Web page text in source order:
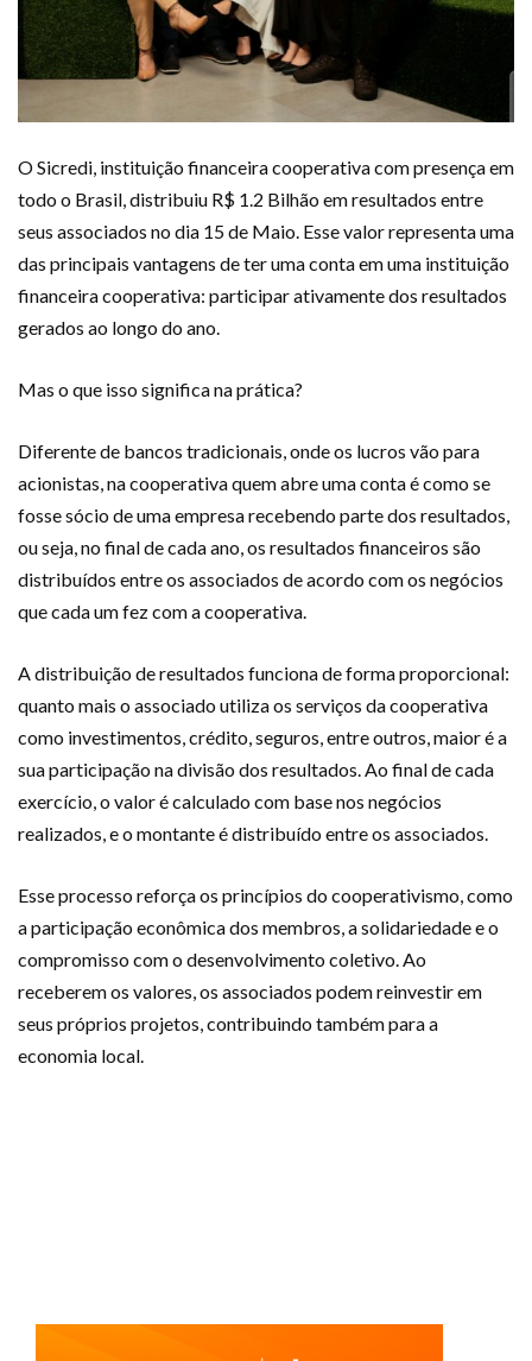
O Sicredi, instituição financeira cooperativa com presença em
todo o Brasil, distribuiu R$ 1.2 Bilhão em resultados entre
seus associados no dia 15 de Maio. Esse valor representa uma
das principais vantagens de ter uma conta em uma instituição
financeira cooperativa: participar ativamente dos resultados
gerados ao longo do ano.
Mas o que isso significa na prática?
Diferente de bancos tradicionais, onde os lucros vão para
acionistas, na cooperativa quem abre uma conta é como se
fosse sócio de uma empresa recebendo parte dos resultados,
ou seja, no final de cada ano, os resultados financeiros são
distribuídos entre os associados de acordo com os negócios
que cada um fez com a cooperativa.
A distribuição de resultados funciona de forma proporcional:
quanto mais o associado utiliza os serviços da cooperativa
como investimentos, crédito, seguros, entre outros, maior é a
sua participação na divisão dos resultados. Ao final de cada
exercício, o valor é calculado com base nos negócios
realizados, e o montante é distribuído entre os associados.
Esse processo reforça os princípios do cooperativismo, como
a participação econômica dos membros, a solidariedade e o
compromisso com o desenvolvimento coletivo. Ao
receberem os valores, os associados podem reinvestir em
seus próprios projetos, contribuindo também para a
economia local.